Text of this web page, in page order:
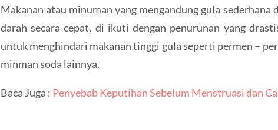
Makanan atau minuman yang mengandung gula sederhana
darah secara cepat, di ikuti dengan penurunan yang
untuk menghindari makanan tinggi gula seperti permen –
minman soda lainnya.
Baca Juga : Penyebab Keputihan Sebelum Menstruasi dan